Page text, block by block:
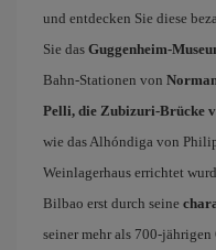
und entdecken Sie diese
Sie das Guggenheim-
Bahn-Stationen von
Pelli, die Zubizuri-Brücke
wie das Alhóndiga von
Weinlagerhaus errichtet
Bilbao erst durch seine
seiner mehr als 700-